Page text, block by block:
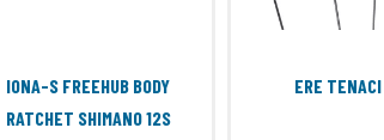
IONA-S FREEHUB BODY
RATCHET SHIMANO 12S
ERE